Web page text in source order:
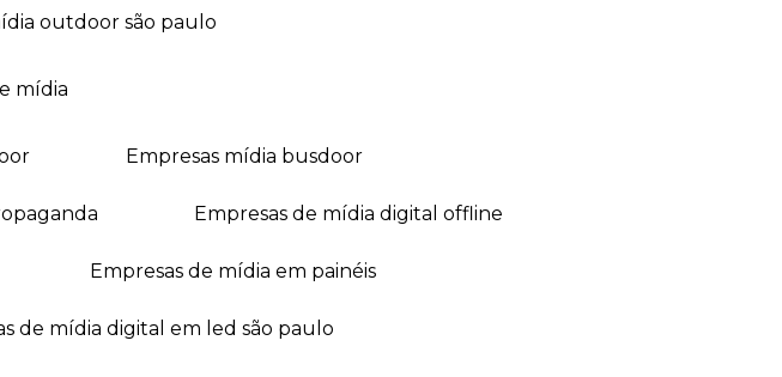
outdoor são paulo
mídia
empresas mídia busdoor
empresas de mídia digital offline
empresas de mídia em painéis
de mídia digital em led são paulo